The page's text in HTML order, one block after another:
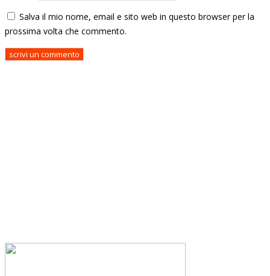
Salva il mio nome, email e sito web in questo browser per la
prossima volta che commento.